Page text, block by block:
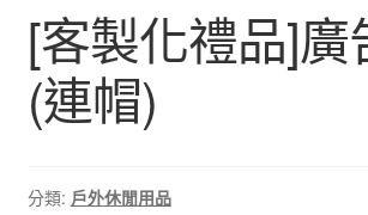
[客製化禮品]廣
(連帽)
分類: 戶外休閒用品